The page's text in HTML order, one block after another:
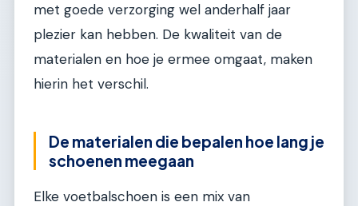
met goede verzorging wel anderhalf jaar
plezier kan hebben. De kwaliteit van de
materialen en hoe je ermee omgaat, maken
hierin het verschil.
De materialen die bepalen hoe lang je
schoenen meegaan
Elke voetbalschoen is een mix van